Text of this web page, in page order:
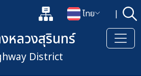
แผนผังเว็บไซต์
เปลี่ยนภาษา
ไทย | ค้
เปิดกล่องค้นหาข้อมูลหลักของเ
หลวงสุรินทร์
District